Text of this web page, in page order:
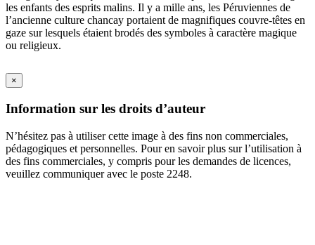
les enfants des esprits malins. Il y a mille ans, les Péruviennes de
l’ancienne culture chancay portaient de magnifiques couvre-têtes en
gaze sur lesquels étaient brodés des symboles à caractère magique
ou religieux.
×
Information sur les droits d’auteur
N’hésitez pas à utiliser cette image à des fins non commerciales,
pédagogiques et personnelles. Pour en savoir plus sur l’utilisation à
des fins commerciales, y compris pour les demandes de licences,
veuillez communiquer avec le poste 2248.